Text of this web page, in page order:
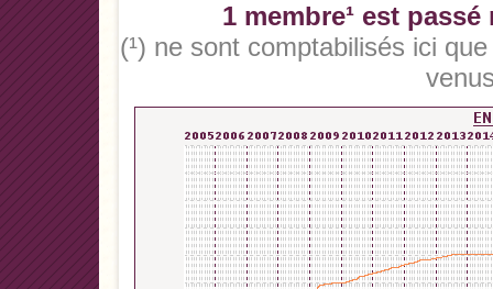
1 membre¹ est
(¹) ne sont comptabilisés ici